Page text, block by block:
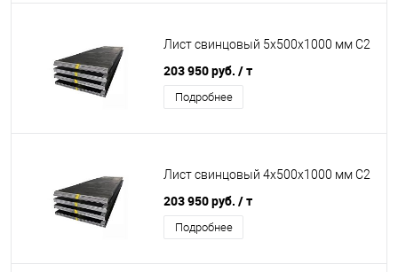
Лист свинцовый 5x500x1000 мм С2
203 950 руб. / т
Подробнее
Лист свинцовый 4x500x1000 мм С2
203 950 руб. / т
Подробнее